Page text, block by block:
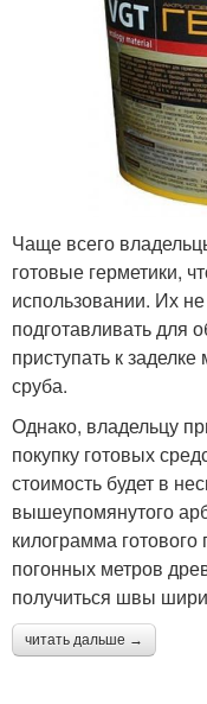
Чаще всего
готовые герметики,
использовании. Их
подготавливать для
приступать к
сруба.
Однако, владельцу
покупку готовых
стоимость будет в
вышеупомянутого
килограмма готового
погонных метров
получиться швы
читать дальше →